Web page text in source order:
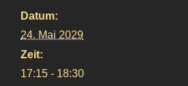
Datum:
24. Mai 2029
Zeit:
17:15 - 18:30